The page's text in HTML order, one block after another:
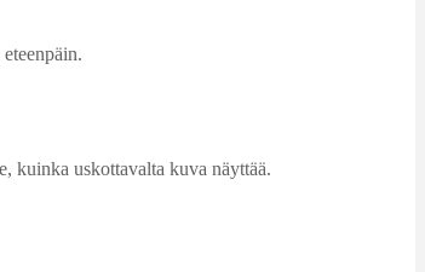
kuinka uskottavalta kuva näyttää.